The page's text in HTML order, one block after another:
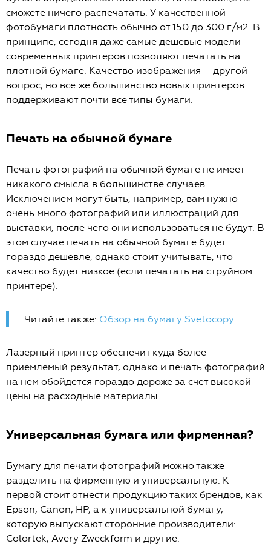
сможете ничего распечатать. У качественной
фотобумаги плотность обычно от 150 до 300 г/м2. В
принципе, сегодня даже самые дешевые модели
современных принтеров позволяют печатать на
плотной бумаге. Качество изображения – другой
вопрос, но все же большинство новых принтеров
поддерживают почти все типы бумаги.
Печать на обычной бумаге
Печать фотографий на обычной бумаге не имеет
никакого смысла в большинстве случаев.
Исключением могут быть, например, вам нужно
очень много фотографий или иллюстраций для
выставки, после чего они использоваться не будут. В
этом случае печать на обычной бумаге будет
гораздо дешевле, однако стоит учитывать, что
качество будет низкое (если печатать на струйном
принтере).
Читайте также: Обзор на бумагу Svetocopy
Лазерный принтер обеспечит куда более
приемлемый результат, однако и печать фотографий
на нем обойдется гораздо дороже за счет высокой
цены на расходные материалы.
Универсальная бумага или фирменная?
Бумагу для печати фотографий можно также
разделить на фирменную и универсальную. К
первой стоит отнести продукцию таких брендов, как
Epson, Canon, HP, а к универсальной бумагу,
которую выпускают сторонние производители:
Colortek, Avery Zweckform и другие.